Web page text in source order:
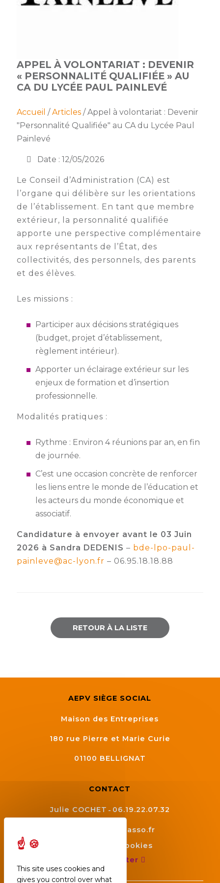
managers
intermédiaires
féminin
Defi
sportif
inter-
Semaine
de
l’industrie
Congrès
salons
Projets
Agenda
Newsletter
Kit
de
l’adhérent
Industrie
Bâtiment
Services
Offres
privilèges
une
offre
privilège
APPEL À VOLONTARIAT : DEVENIR
« PERSONNALITÉ QUALIFIÉE » AU
CA DU LYCÉE PAUL PAINLEVÉ
Accueil / Articles/ Appel à volontariat : Devenir
"Personnalité Qualifiée" au CA du Lycée Paul
Painlevé
Date : 12/05/2026
Le Conseil d’Administration (CA) est
l’organe qui délibère sur les orientations
de l’établissement. En tant que membre
extérieur, la personnalité qualifiée
apporte une perspective complémentaire
aux représentants de l’État, des
collectivités, des personnels, des parents
et des élèves.
Les missions :
Participer aux décisions stratégiques
(budget, projet d’établissement,
règlement intérieur).
Apporter un éclairage extérieur sur les
enjeux de formation et d’insertion
professionnelle.
Modalités pratiques :
Rythme : Environ 4 réunions par an, en fin
de journée.
C’est une occasion concrète de renforcer
les liens entre le monde de l’éducation et
les acteurs du monde économique et
associatif.
Candidature à envoyer avant le 03 Juin
2026 à Sandra DEDENIS – bde-lpo-paul-
painleve@ac-lyon.fr – 06.95.18.18.88
RETOUR À LA LISTE
AEPV SIÈGE SOCIAL
Maison des Entreprises
180 rue Pierre et Marie Curie
01100 BELLIGNAT
CONTACT
Julie COCHET 06.19.22.07.32
contact@aepv.asso.fr
Gestion des cookies
Nous contacter
This site uses cookies and
gives you control over what